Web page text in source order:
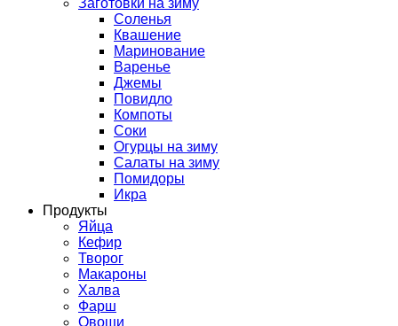
Соленья
Квашение
Маринование
Варенье
Джемы
Повидло
Компоты
Соки
Огурцы на зиму
Салаты на зиму
Помидоры
Икра
Продукты
Яйца
Кефир
Творог
Макароны
Халва
Фарш
Овощи